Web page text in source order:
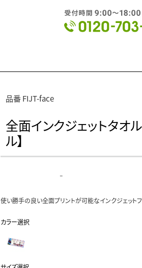
品番 FIJT-face
全面インクジェットタオ
ル】
-
使い勝手の良い全面プリントが可能なインクジェットフ
カラー選択